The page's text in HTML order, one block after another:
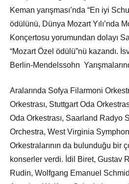
Keman yarışması’nda “En iyi
ödülünü, Dünya Mozart Yılı’nda
Konçertosu yorumundan dolayı
“Mozart Özel ödülü”nü kazandı.
Berlin-Mendelssohn
Aralarında Sofya Filarmoni
Orkestrası, Stuttgart Oda
Oda Orkestrası, Saarland Radyo
Orchestra, West Virginia
Orkestralarının da bulunduğu bir
konserler verdi. İdil Biret, Gustav
Rudin, Wolfgang Emanuel